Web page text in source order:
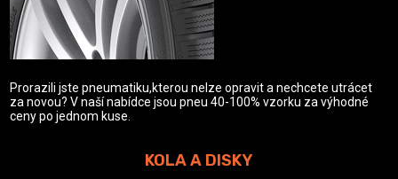
Prorazili jste pneumatiku,kterou nelze opravit a nechcete utrácet
za novou? V naší nabídce jsou pneu 40-100% vzorku za výhodné
ceny po jednom kuse.
KOLA A DISKY